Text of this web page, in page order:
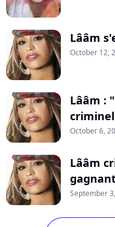
Lââm
October 12,
Lââm :
October 6,
Lââm
September